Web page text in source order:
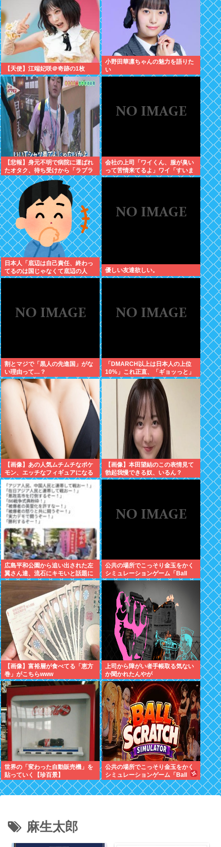
【天使】江端妃咲＠奇跡の1枚
小野田華凛ちゃんの魅力を語りた
い
【悲報】身元不明で病院に運ばれ
たオタク、待ち受けから「ラブラ
イブ」と呼ばれるwww
会社の上司「ワイくん、服が臭い
って苦情来てるよ」ワイ「すいま
せん」
日本人「底辺は自己責任、終わっ
てるのは国じゃなくて底辺の人
生」←これ
優しい友達欲しい。
割とマジで「黒人の先進国」がな
い理由って…？
「DMARCH以上は日本人の上位
10%」これ正直、「ギョッっと」
するよなあ…職場でもMARCH同
以下の低学歴とかあんまり観ない
【画像】あの人気ムチムチなポケ
モン、エッチなフィギュアになる
【画像】本田望結のこの表情見て
勃起我慢できる奴、いるん？
広島平和公園から追い出された左
翼さん達、流石にキモいと話題に
公共の場所でこっそり金玉をかく
シミュレーションゲーム「Ball
Scratch Simulator」がSteamで
発表される
【画像】富裕層が食べてる「恵方
巻」がこちらwww
上司から障がい者手帳取る気ない
か聞かれたんやが
世界の「変わった自動販売機」を
貼っていく【珍百景】
公共の場所でこっそり金玉をかく
シミュレーションゲーム「Ball
Scratch Simulator」がSteamで
発表される
麻生太郎